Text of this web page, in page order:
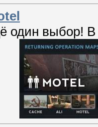
один выбор!